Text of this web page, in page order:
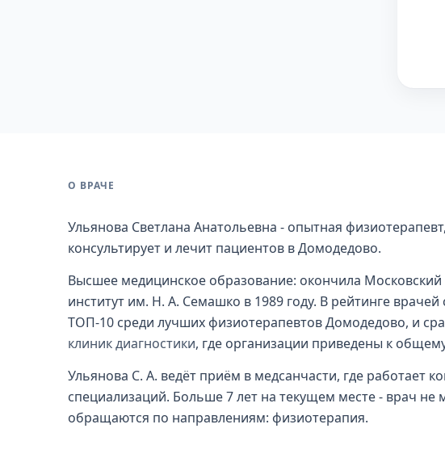
О ВРАЧЕ
Ульянова Светлана Анатольевна - опытная
консультирует и лечит пациентов в Домодедово.
Высшее медицинское образование: окончила
институт им. Н. А. Семашко в 1989 году. В рейтинге
ТОП-10 среди лучших физиотерапевтов Домодедово, и
клиник диагностики, где организации приведены к
Ульянова С. А. ведёт приём в медсанчасти, где работает
специализаций. Больше 7 лет на текущем месте - врач не
обращаются по направлениям: физиотерапия.